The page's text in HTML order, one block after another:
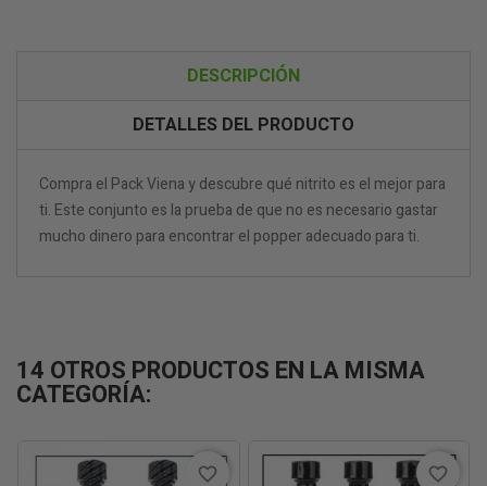
DESCRIPCIÓN
DETALLES DEL PRODUCTO
Compra el Pack Viena y descubre qué nitrito es el mejor para
ti. Este conjunto es la prueba de que no es necesario gastar
mucho dinero para encontrar el popper adecuado para ti.
14 OTROS PRODUCTOS EN LA MISMA
CATEGORÍA:
favorite_border favorite_border